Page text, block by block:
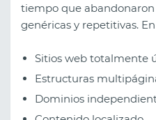
tiempo que abandonaron
genéricas y repetitivas.
Sitios web totalmente
Estructuras
Dominios